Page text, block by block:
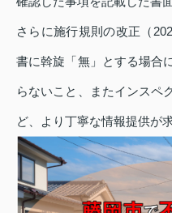
さらに施行規則の改正（
書に斡旋「無」とする場合
らないこと、またインスペ
ど、より丁寧な情報提供が